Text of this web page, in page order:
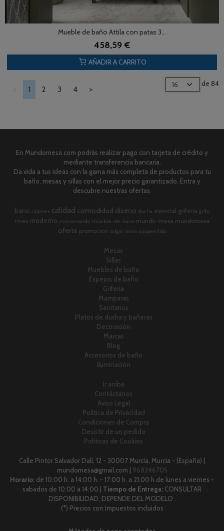
Mueble de baño Attila con patas 3...
458,59 €
AÑADIR A CARRITO
1 2 3 4 >
de 84
En Mundomesa.com podrás realizar pago con tarjeta de crédito y
mediante transferencia bancaria.
Da vida a tus ideas con la gama más completa de productos para tu
baño, mesas y sillas con el mejor precio garantizado. Entra y
descubre nuestras ofertas.
bano cajones calidad comodidad diseno ducha esencial griferia grifo
imex moderno monomando mueble-de-bano mundo-mesa mundomesa
oferta promocion salgar sonia suspendido
Mesas
Sillas
Muebles de baño
Espejos de baño
Grifería
Mamparas
Sanitarios
Platos de ducha y bañeras
Decoración
Marcas
Blog
Accesorios de baño
Iluminación
Ir arriba
Contáctanos
Aviso Legal
Política de Privacidad
Condiciones de Compra
Desistir de un pedido
Políticas de Cookies
Calle Pintor Salvador Dalí, 12 - 30007 Murcia, Murcia - (España) |
mundomesa@gmail.com | 968246705
Horario: de 10:00 h. a 14:00 h. - 17:00 h. a 21:00 h.de lunes a viernes -
sabados de 10:00 a 14:00 | Tiempo de Entrega: CONSULTAR
DISPONIBILIDAD, DEPENDE DEL MODELO .
(*) Precios con Impuestos incluidos